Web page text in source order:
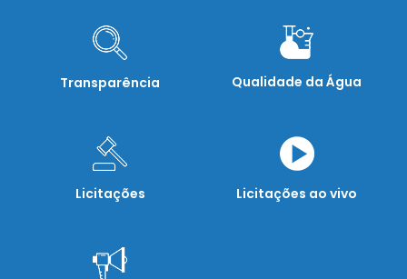
Transparência Qualidade da Água
Licitações Licitações ao vivo